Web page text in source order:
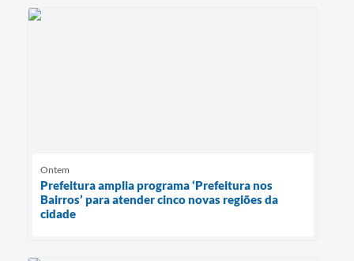
Ontem
Prefeitura amplia programa ‘Prefeitura nos
Bairros’ para atender cinco novas regiões da
cidade